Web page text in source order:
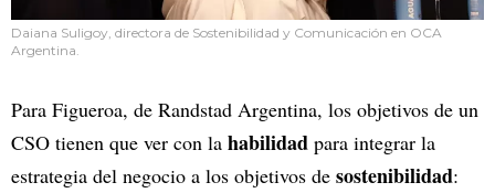
Daiana Suligoy, directora de Sostenibilidad y Comunicación en OCA
Argentina.
Para Figueroa, de Randstad Argentina, los objetivos de un
CSO tienen que ver con la habilidad para integrar la
estrategia del negocio a los objetivos de sostenibilidad: